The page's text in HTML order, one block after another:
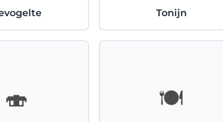
leeftijden en terroirs. Deze
op de juiste gronden goed tot uiting te
Tonijn
🍣 🍽️